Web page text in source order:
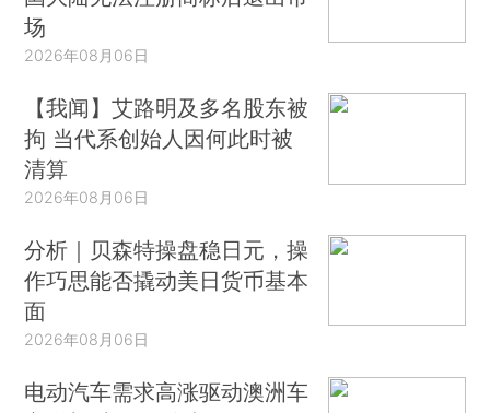
场
2026年08月06日
【我闻】艾路明及多名股东被
拘 当代系创始人因何此时被
清算
2026年08月06日
分析｜贝森特操盘稳日元，操
作巧思能否撬动美日货币基本
面
2026年08月06日
电动汽车需求高涨驱动澳洲车